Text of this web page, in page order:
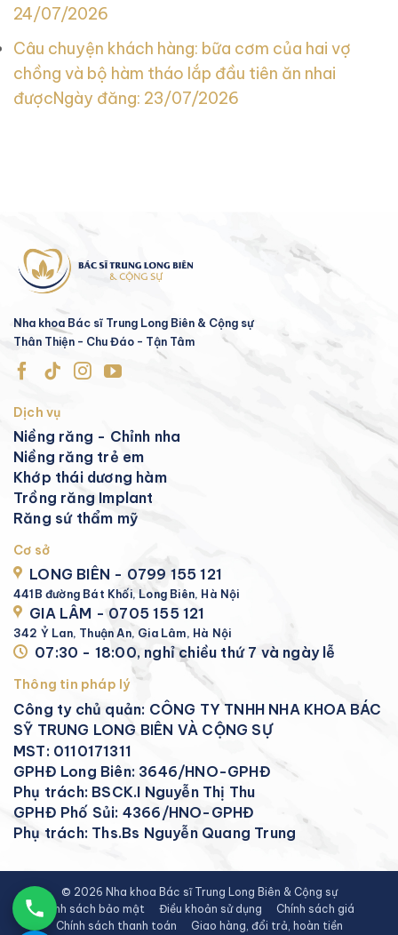
24/07/2026
Câu chuyện khách hàng: bữa cơm của hai vợ
chồng và bộ hàm tháo lắp đầu tiên ăn nhai
đượcNgày đăng: 23/07/2026
Nha khoa Bác sĩ Trung Long Biên & Cộng sự
Thân Thiện - Chu Đáo - Tận Tâm
Dịch vụ
Niềng răng - Chỉnh nha
Niềng răng trẻ em
Khớp thái dương hàm
Trồng răng Implant
Răng sứ thẩm mỹ
Cơ sở
LONG BIÊN - 0799 155 121
441B đường Bát Khối, Long Biên, Hà Nội
GIA LÂM - 0705 155 121
342 Ỷ Lan, Thuận An, Gia Lâm, Hà Nội
07:30 - 18:00, nghỉ chiều thứ 7 và ngày lễ
Thông tin pháp lý
Công ty chủ quản: CÔNG TY TNHH NHA KHOA BÁC
SỸ TRUNG LONG BIÊN VÀ CỘNG SỰ
MST: 0110171311
GPHĐ Long Biên: 3646/HNO-GPHĐ
Phụ trách: BSCK.I Nguyễn Thị Thu
GPHĐ Phố Sủi: 4366/HNO-GPHĐ
Phụ trách: Ths.Bs Nguyễn Quang Trung
© 2026 Nha khoa Bác sĩ Trung Long Biên & Cộng sự
Chính sách bảo mật
Điều khoản sử dụng
Chính sách giá
Chính sách thanh toán
Giao hàng, đổi trả, hoàn tiền